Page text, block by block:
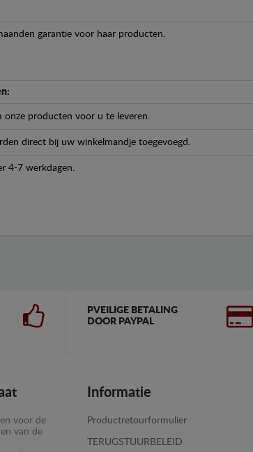
garantie voor haar producten.
onze producten voor u te leveren.
direct bij uw winkelmandje toegevoegd.
4-7 werkdagen.
PVEILIGE BETALING
DOOR PAYPAL
voor de
van de
Informatie
Productretourformulier
TERUGSTUURBELEID